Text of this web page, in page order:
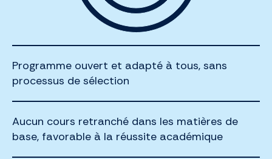
Programme ouvert et adapté à tous, sans
processus de sélection
Aucun cours retranché dans les matières de
base, favorable à la réussite académique